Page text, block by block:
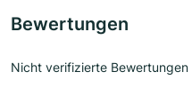
Bewertungen
Nicht verifizierte Bewertungen